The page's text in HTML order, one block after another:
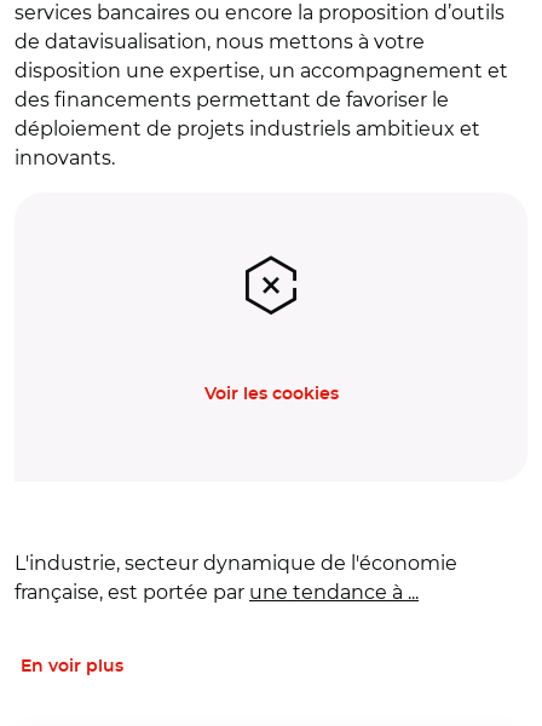
services bancaires ou encore la proposition d’outils
de datavisualisation, nous mettons à votre
disposition une expertise, un accompagnement et
des financements permettant de favoriser le
déploiement de projets industriels ambitieux et
innovants.
Voir les cookies
L'industrie, secteur dynamique de l'économie
française, est portée par une tendance à ...
En voir plus